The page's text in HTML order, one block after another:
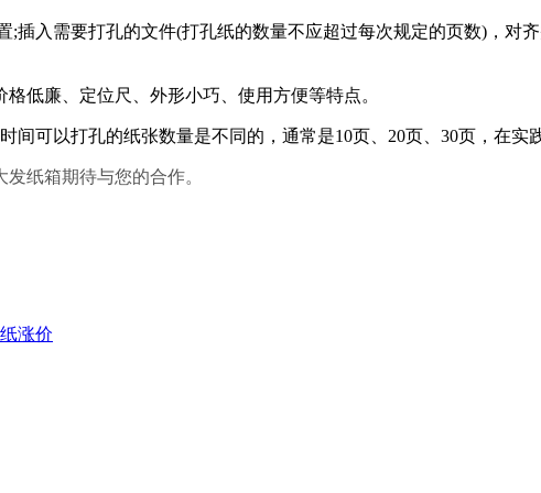
;插入需要打孔的文件(打孔纸的数量不应超过每次规定的页数)，对
低廉、定位尺、外形小巧、使用方便等特点。
可以打孔的纸张数量是不同的，通常是10页、20页、30页，在实
发纸箱期待与您的合作。
涨价